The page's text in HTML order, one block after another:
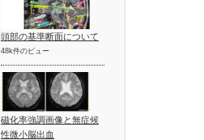
頭部の基準断面について
48k件のビュー
磁化率強調画像と無症候
性微小脳出血